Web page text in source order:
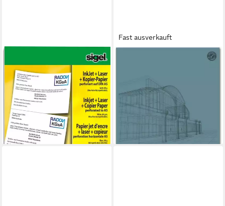
Kopierpapier
Ink/Laser/Kopier-Papier A5
(A4) 80g/qm 100 Blatt
perforiert auf DIN A5
170,90 €
lieferbar - in 8-10 Werktagen bei
Fast ausverkauft
Transparentpapier A4
80g/qm Block mit 25 Blatt
7,74 €
lieferbar - in 2-3 Werktagen bei dir